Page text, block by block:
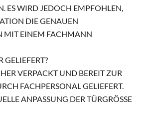
WIRD JEDOCH EMPFOHLEN, V
DIE GENAUEN S
EINEM FACHMANN A
GELIEFERT?
VERPACKT UND BEREIT ZUR
FACHPERSONAL GELIEFERT.
ANPASSUNG DER TÜRGRÖSSE M